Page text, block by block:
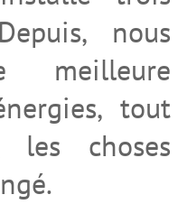
nous
meilleure
tout
choses